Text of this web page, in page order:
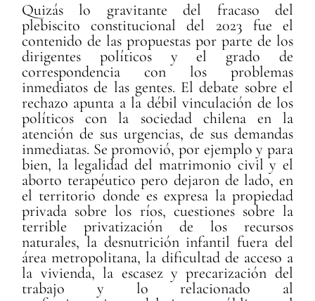
Quizás lo gravitante del fracaso del
plebiscito constitucional del 2023 fue el
contenido de las propuestas por parte de los
dirigentes políticos y el grado de
correspondencia con los problemas
inmediatos de las gentes. El debate sobre el
rechazo apunta a la débil vinculación de los
políticos con la sociedad chilena en la
atención de sus urgencias, de sus demandas
inmediatas. Se promovió, por ejemplo y para
bien, la legalidad del matrimonio civil y el
aborto terapéutico pero dejaron de lado, en
el territorio donde es expresa la propiedad
privada sobre los ríos, cuestiones sobre la
terrible privatización de los recursos
naturales, la desnutrición infantil fuera del
área metropolitana, la dificultad de acceso a
la vivienda, la escasez y precarización del
trabajo y lo relacionado al